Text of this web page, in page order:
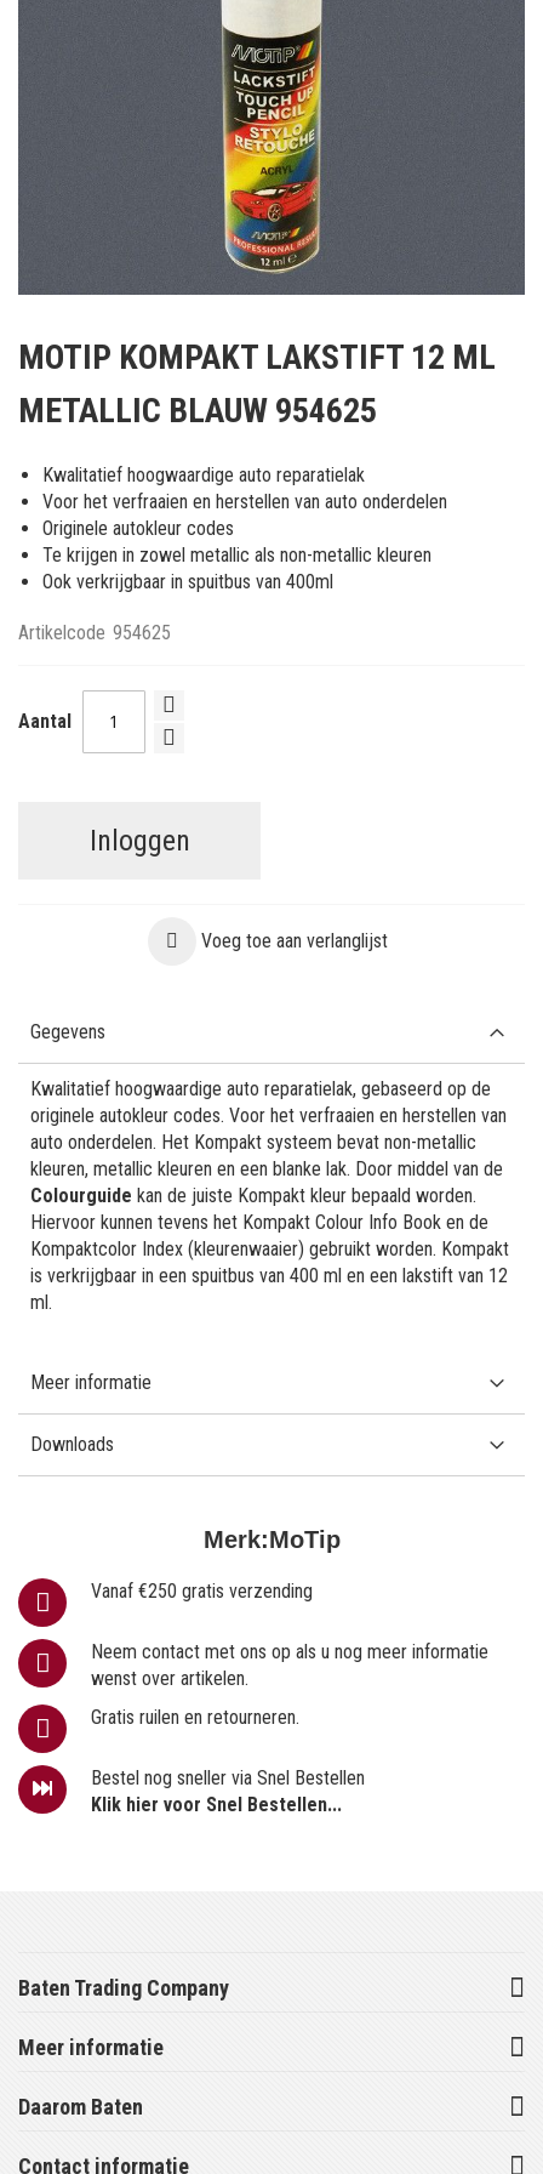
het
van
afbeeldingen-
gallerij
MOTIP KOMPAKT LAKSTIFT 12 ML
METALLIC BLAUW 954625
Kwalitatief hoogwaardige auto reparatielak
Voor het verfraaien en herstellen van auto onderdelen
Originele autokleur codes
Te krijgen in zowel metallic als non-metallic kleuren
Ook verkrijgbaar in spuitbus van 400ml
Artikelcode 954625
Aantal
Inloggen
Voeg toe aan verlanglijst
Merk:MoTip
Vanaf €250 gratis verzending
Neem contact met ons op als u nog meer informatie
wenst over artikelen.
Gratis ruilen en retourneren.
Bestel nog sneller via Snel Bestellen
Klik hier voor Snel Bestellen...
Gegevens
Kwalitatief hoogwaardige auto reparatielak, gebaseerd op de
originele autokleur codes. Voor het verfraaien en herstellen van
auto onderdelen. Het Kompakt systeem bevat non-metallic
kleuren, metallic kleuren en een blanke lak. Door middel van de
Colourguide kan de juiste Kompakt kleur bepaald worden.
Hiervoor kunnen tevens het Kompakt Colour Info Book en de
Kompaktcolor Index (kleurenwaaier) gebruikt worden. Kompakt
is verkrijgbaar in een spuitbus van 400 ml en een lakstift van 12
ml.
Meer informatie
Downloads
Baten Trading Company
Meer informatie
Daarom Baten
Contact informatie